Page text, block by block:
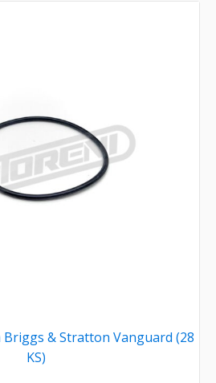
& Stratton Vanguard (28
KS)